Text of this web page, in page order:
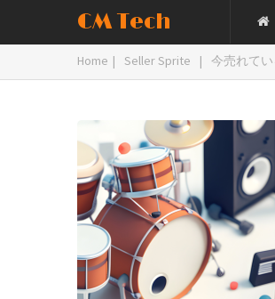
CM Tech
Home | Seller Sprite | 今売れて